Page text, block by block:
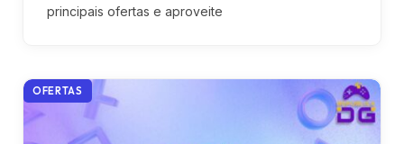
principais ofertas e aproveite
OFERTAS